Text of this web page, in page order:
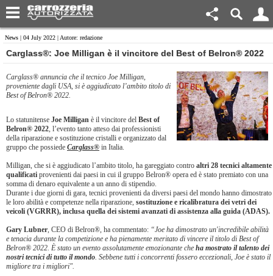
News | 04 July 2022 | Autore: redazione
​Carglass®: Joe Milligan è il vincitore del Best of Belron® 2022
Carglass® annuncia che il tecnico Joe Milligan,
proveniente dagli USA, si è aggiudicato l’ambito titolo di
Best of Belron® 2022.
Lo statunitense Joe Milligan è il vincitore del Best of
Belron® 2022, l’evento tanto atteso dai professionisti
della riparazione e sostituzione cristalli e organizzato dal
gruppo che possiede Carglass® in Italia.
Milligan, che si è aggiudicato l’ambito titolo, ha gareggiato contro altri 28 tecnici altamente
qualificati provenienti dai paesi in cui il gruppo Belron® opera ed è stato premiato con una
somma di denaro equivalente a un anno di stipendio.
Durante i due giorni di gara, tecnici provenienti da diversi paesi del mondo hanno dimostrato
le loro abilità e competenze nella riparazione, sostituzione e ricalibratura dei vetri dei
veicoli (VGRRR), inclusa quella dei sistemi avanzati di assistenza alla guida (ADAS).
Gary Lubner, CEO di Belron®, ha commentato: “Joe ha dimostrato un'incredibile abilità
e tenacia durante la competizione e ha pienamente meritato di vincere il titolo di Best of
Belron® 2022. È stato un evento assolutamente emozionante che ha mostrato il talento dei
nostri tecnici di tutto il mondo. Sebbene tutti i concorrenti fossero eccezionali, Joe è stato il
migliore tra i migliori".